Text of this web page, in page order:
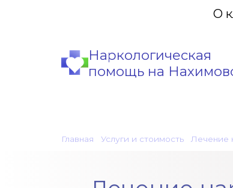
О
Наркологическая
помощь на
Главная Услуги и стоимость Лечение